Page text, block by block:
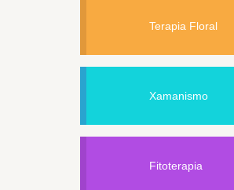
Terapia Floral
Xamanismo
Fitoterapia